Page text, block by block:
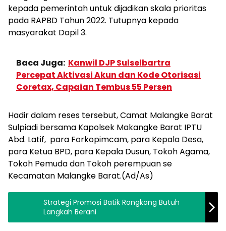
kepada pemerintah untuk dijadikan skala prioritas
pada RAPBD Tahun 2022. Tutupnya kepada
masyarakat Dapil 3.
Baca Juga: Kanwil DJP Sulselbartra
Percepat Aktivasi Akun dan Kode Otorisasi
Coretax, Capaian Tembus 55 Persen
Hadir dalam reses tersebut, Camat Malangke Barat
Sulpiadi bersama Kapolsek Makangke Barat IPTU
Abd. Latif, para Forkopimcam, para Kepala Desa,
para Ketua BPD, para Kepala Dusun, Tokoh Agama,
Tokoh Pemuda dan Tokoh perempuan se
Kecamatan Malangke Barat.(Ad/As)
Strategi Promosi Batik Rongkong Butuh
Langkah Berani